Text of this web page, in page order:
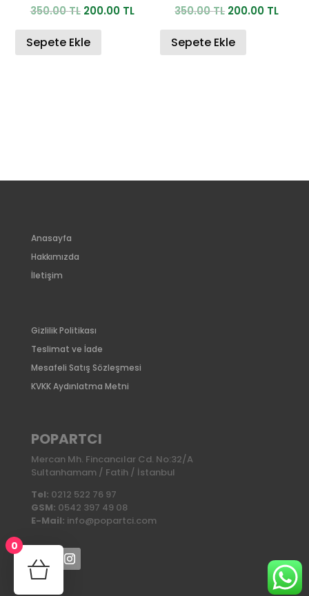
350.00TL Orijinal
350.00 TL.
200.00 TLŞu
200.00 TL.
Sepete Ekle
350.00TL Orijinal
350.00 TL.
200.00 TLŞu
Sepete Ekle
Anasayfa
Hakkımızda
İletişim
Gizlilik Politikası
Teslimat ve İade
Mesafeli Satış Sözleşmesi
KVKK Aydınlatma Metni
POPARTCI
Mercan Mh. Fincancılar Cd. No:32/A
Sultanhamam / Fatih / İstanbul
Tel: 0212 522 76 97
GSM: 0542 397 49 08
E-Mail: info@popartci.com
0